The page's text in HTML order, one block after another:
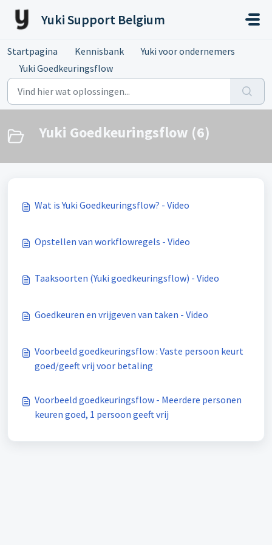
Yuki Support Belgium
Startpagina Kennisbank
Yuki voor ondernemers
Yuki Goedkeuringsflow
Yuki Goedkeuringsflow (6)
Wat is Yuki Goedkeuringsflow? - Video
Opstellen van workflowregels - Video
Taaksoorten (Yuki goedkeuringsflow) - Video
Goedkeuren en vrijgeven van taken - Video
Voorbeeld goedkeuringsflow : Vaste persoon keurt
goed/geeft vrij voor betaling
Voorbeeld goedkeuringsflow - Meerdere personen
keuren goed, 1 persoon geeft vrij